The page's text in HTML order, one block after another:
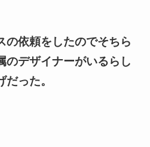
の依頼をしたのでそちら
のデザイナーがいるらし
った。